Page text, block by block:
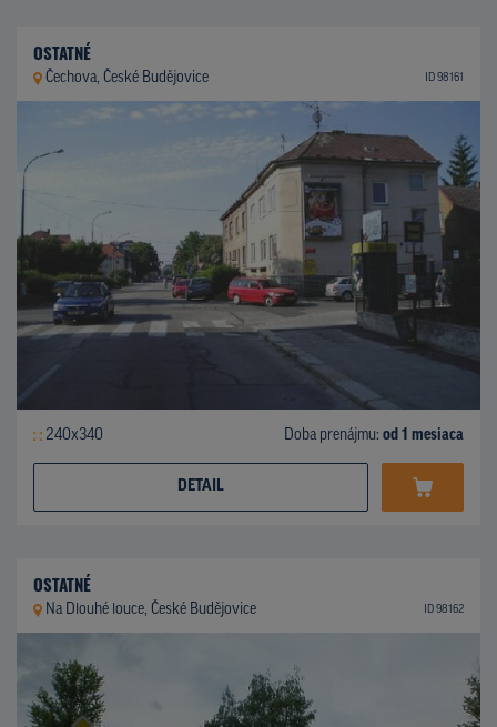
OSTATNÉ
Čechova, České Budějovice ID 98161
240x340 Doba prenájmu: od 1 mesiaca
DETAIL
OSTATNÉ
Na Dlouhé louce, České Budějovice ID 98162